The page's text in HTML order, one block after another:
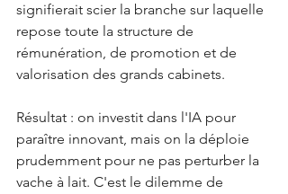
signifierait scier la branche sur laquelle
repose toute la structure de
rémunération, de promotion et de
valorisation des grands cabinets.
Résultat : on investit dans l'IA pour
paraître innovant, mais on la déploie
prudemment pour ne pas perturber la
vache à lait. C'est le dilemme de